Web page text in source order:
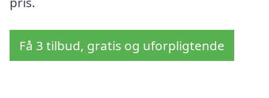
Få 3 tilbud, gratis og uforpligtende